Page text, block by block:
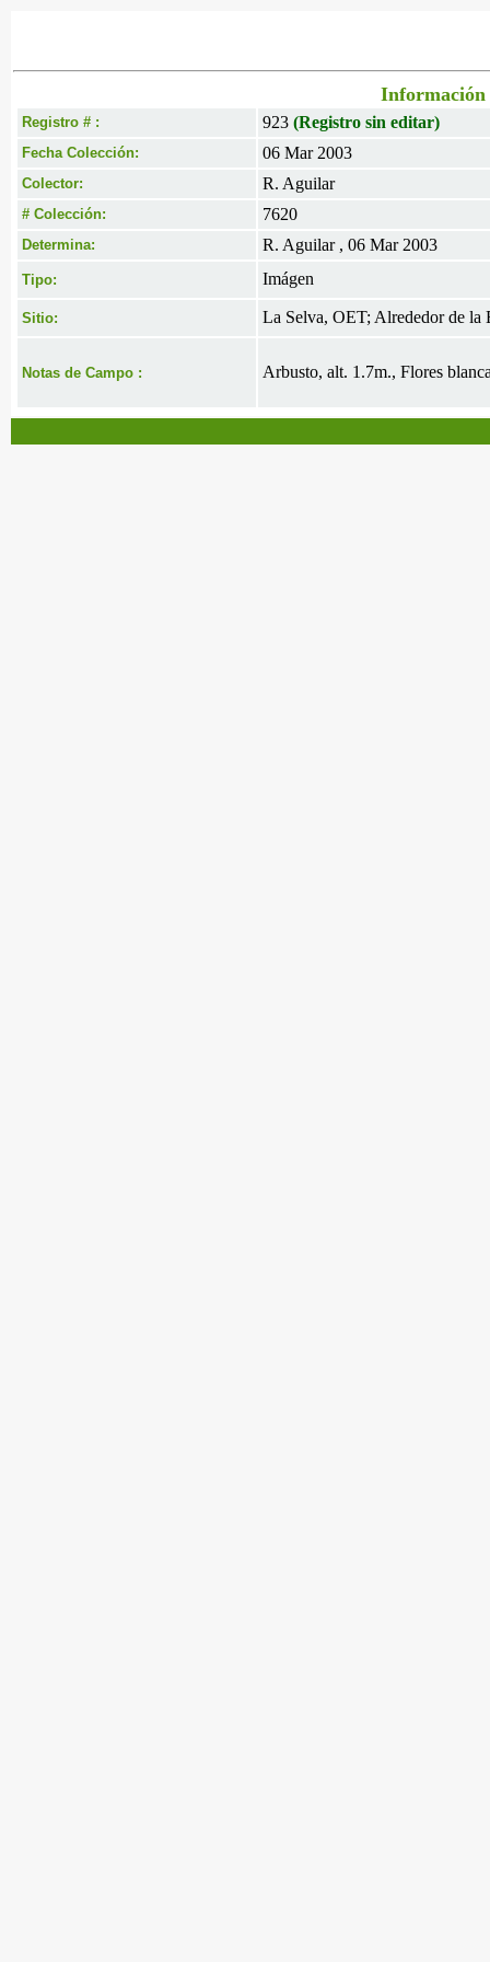
Información
Registro # : 923 (Registro sin editar)
Fecha Colección: 06 Mar 2003
Colector: R. Aguilar
# Colección: 7620
Determina: R. Aguilar , 06 Mar 2003
Tipo: Imágen
Sitio: La Selva, OET; Alrededor de la
Notas de Campo : Arbusto, alt. 1.7m., Flores